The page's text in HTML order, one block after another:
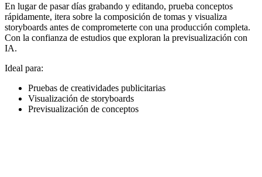
En lugar de pasar días grabando y editando, prueba conceptos
rápidamente, itera sobre la composición de tomas y visualiza
storyboards antes de comprometerte con una producción completa.
Con la confianza de estudios que exploran la previsualización con
IA.
Ideal para:
Pruebas de creatividades publicitarias
Visualización de storyboards
Previsualización de conceptos